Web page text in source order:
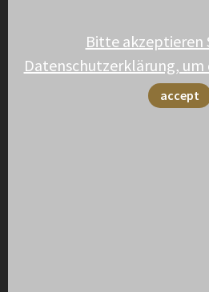
Bitte akzeptieren
Datenschutzerklärung, um
accept